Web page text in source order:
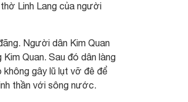
Linh Lang của người
Người dân Kim Quan
Quan. Sau đó dân làng
gây lũ lụt vỡ đê để
thần với sông nước.